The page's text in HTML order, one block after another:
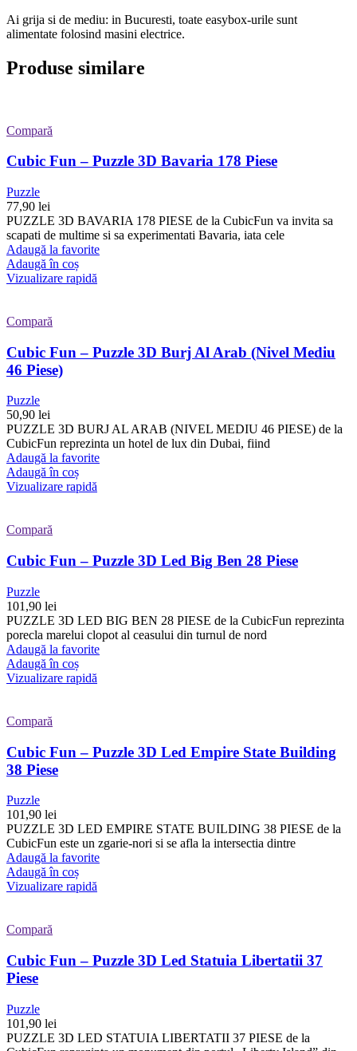
Ai grija si de mediu: in Bucuresti, toate easybox-urile sunt
alimentate folosind masini electrice.
Produse similare
Compară
Cubic Fun – Puzzle 3D Bavaria 178 Piese
Puzzle
77,90 lei
PUZZLE 3D BAVARIA 178 PIESE de la CubicFun va invita sa
scapati de multime si sa experimentati Bavaria, iata cele
Adaugă la favorite
Adaugă în coș
Vizualizare rapidă
Compară
Cubic Fun – Puzzle 3D Burj Al Arab (Nivel Mediu
46 Piese)
Puzzle
50,90 lei
PUZZLE 3D BURJ AL ARAB (NIVEL MEDIU 46 PIESE) de la
CubicFun reprezinta un hotel de lux din Dubai, fiind
Adaugă la favorite
Adaugă în coș
Vizualizare rapidă
Compară
Cubic Fun – Puzzle 3D Led Big Ben 28 Piese
Puzzle
101,90 lei
PUZZLE 3D LED BIG BEN 28 PIESE de la CubicFun reprezinta
porecla marelui clopot al ceasului din turnul de nord
Adaugă la favorite
Adaugă în coș
Vizualizare rapidă
Compară
Cubic Fun – Puzzle 3D Led Empire State Building
38 Piese
Puzzle
101,90 lei
PUZZLE 3D LED EMPIRE STATE BUILDING 38 PIESE de la
CubicFun este un zgarie-nori si se afla la intersectia dintre
Adaugă la favorite
Adaugă în coș
Vizualizare rapidă
Compară
Cubic Fun – Puzzle 3D Led Statuia Libertatii 37
Piese
Puzzle
101,90 lei
PUZZLE 3D LED STATUIA LIBERTATII 37 PIESE de la